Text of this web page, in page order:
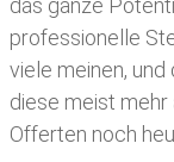
das ganze
professionelle
viele meinen,
diese meist mehr
Offerten noch